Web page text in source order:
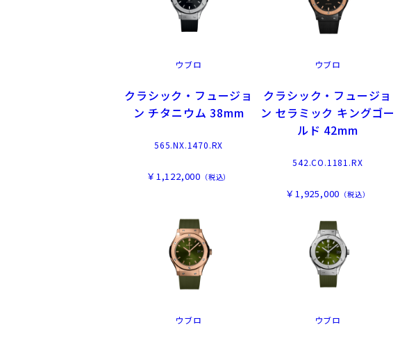
ウブロ
クラシック・フュージョ
ン チタニウム 38mm
565.NX.1470.RX
￥1,122,000 （税込）
ウブロ
クラシック・フュージョ
ン セラミック キングゴー
ルド 42mm
542.CO.1181.RX
￥1,925,000 （税込）
ウブロ ウブロ